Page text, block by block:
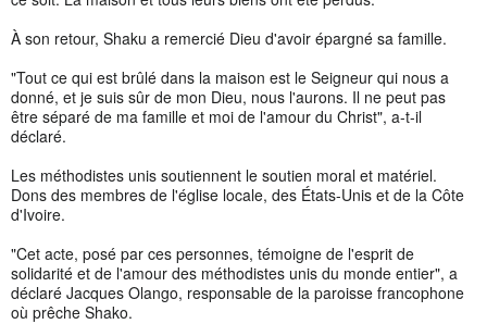
À son retour, Shaku a remercié Dieu d'avoir épargné sa famille.
"Tout ce qui est brûlé dans la maison est le Seigneur qui nous a
donné, et je suis sûr de mon Dieu, nous l'aurons. Il ne peut pas
être séparé de ma famille et moi de l'amour du Christ", a-t-il
déclaré.
Les méthodistes unis soutiennent le soutien moral et matériel.
Dons des membres de l'église locale, des États-Unis et de la Côte
d'Ivoire.
"Cet acte, posé par ces personnes, témoigne de l'esprit de
solidarité et de l'amour des méthodistes unis du monde entier", a
déclaré Jacques Olango, responsable de la paroisse francophone
où prêche Shako.